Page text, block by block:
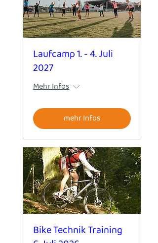
Laufcamp 1. - 4. Juli
2027
Mehr Infos
mehr Infos
Bike Technik Training